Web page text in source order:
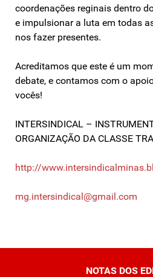
coordenações reginais dentro
e impulsionar a luta em todas
nos fazer presentes.
Acreditamos que este é um
debate, e contamos com o
vocês!
INTERSINDICAL –
ORGANIZAÇÃO DA CLASSE
http://
mg.intersindical@gmail.com
NOTAS DOS